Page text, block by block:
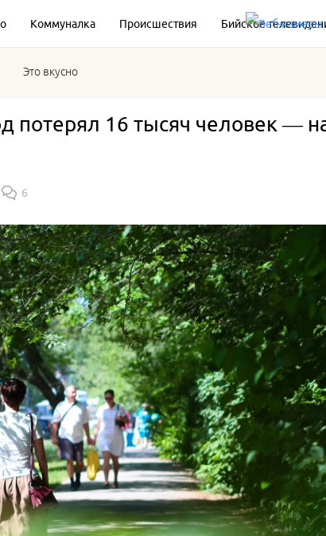
Коммуналка Происшествия Бийское
Это вкусно
потерял 16 тысяч человек —
6